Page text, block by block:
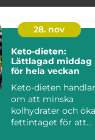
28. nov
Keto-dieten:
Lättlagad middag
för hela veckan
Keto-dieten handlar
om att minska
kolhydrater och öka
fettintaget för att